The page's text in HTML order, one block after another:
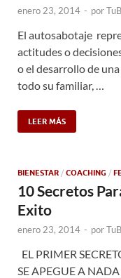
enero 23, 2014 - por
El autosabotaje
actitudes o
o el desarrollo de
todo su familiar, …
LEER MÁS
BIENESTAR / COACHING /
10 Secretos
Exito
enero 23, 2014 - por
EL PRIMER
SE APEGUE A